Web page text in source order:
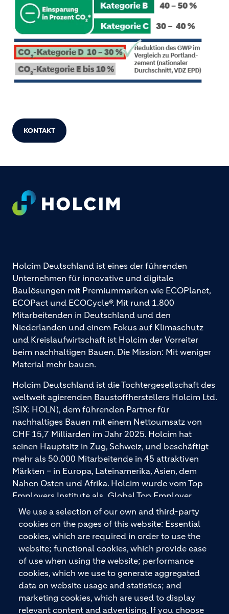
KONTAKT
We use a selection of our own and third-party
cookies on the pages of this website: Essential
cookies, which are required in order to use the
website; functional cookies, which provide ease
of use when using the website; performance
cookies, which we use to generate aggregated
data on website usage and statistics; and
marketing cookies, which are used to display
relevant content and advertising. If you choose
Footer
Holcim Deutschland ist eines der führenden
Unternehmen für innovative und digitale
Baulösungen mit Premiummarken wie ECOPlanet,
ECOPact und ECOCycle®. Mit rund 1.800
Mitarbeitenden in Deutschland und den
Niederlanden und einem Fokus auf Klimaschutz
und Kreislaufwirtschaft ist Holcim der Vorreiter
beim nachhaltigen Bauen. Die Mission: Mit weniger
Material mehr bauen.
Holcim Deutschland ist die Tochtergesellschaft des
weltweit agierenden Baustoffherstellers Holcim Ltd.
(SIX: HOLN), dem führenden Partner für
nachhaltiges Bauen mit einem Nettoumsatz von
CHF 15,7 Milliarden im Jahr 2025. Holcim hat
seinen Hauptsitz in Zug, Schweiz, und beschäftigt
mehr als 50.000 Mitarbeitende in 45 attraktiven
Märkten – in Europa, Lateinamerika, Asien, dem
Nahen Osten und Afrika. Holcim wurde vom Top
Employers Institute als „Global Top Employer
2026“ ausgezeichnet. Holcim bietet hochwertige
Baustoffe und integrierte Baulösungen für den
gesamten Bauprozess – vom Fundament über den
Boden bis zu Wänden und Dächern – mit
Premiummarken wie ECOPact, ECOPlanet,
ECOCycle und Ytong.